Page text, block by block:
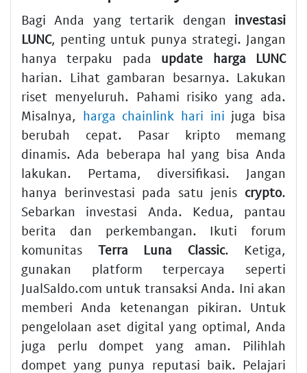
Bagi Anda yang tertarik dengan investasi
LUNC, penting untuk punya strategi. Jangan
hanya terpaku pada update harga LUNC
harian. Lihat gambaran besarnya. Lakukan
riset menyeluruh. Pahami risiko yang ada.
Misalnya, harga chainlink hari ini juga bisa
berubah cepat. Pasar kripto memang
dinamis. Ada beberapa hal yang bisa Anda
lakukan. Pertama, diversifikasi. Jangan
hanya berinvestasi pada satu jenis crypto.
Sebarkan investasi Anda. Kedua, pantau
berita dan perkembangan. Ikuti forum
komunitas Terra Luna Classic. Ketiga,
gunakan platform terpercaya seperti
JualSaldo.com untuk transaksi Anda. Ini akan
memberi Anda ketenangan pikiran. Untuk
pengelolaan aset digital yang optimal, Anda
juga perlu dompet yang aman. Pilihlah
dompet yang punya reputasi baik. Pelajari